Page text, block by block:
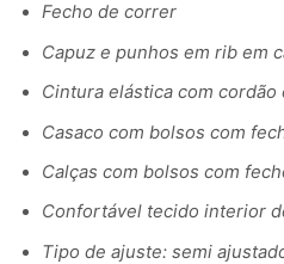
Fecho de correr
Capuz e punhos em rib em
Cintura elástica com
Casaco com bolsos com
Calças com bolsos com
Confortável tecido interior
Tipo de ajuste: semi